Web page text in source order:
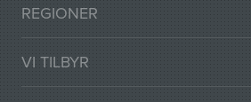
REGIONER
VI TILBYR